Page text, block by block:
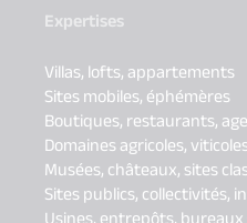
Expertises
Villas, lofts, appartements
Sites mobiles, éphémères
Boutiques, restaurants,
Domaines agricoles,
Musées, châteaux, sites
Sites publics, collectivités,